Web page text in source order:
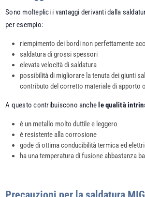
Sono molteplici i vantaggi derivanti dalla
per esempio:
riempimento dei bordi non perfettamente
saldatura di grossi spessori
elevata velocità di saldatura
possibilità di migliorare la tenuta dei giunti
contributo del corretto materiale di apporto
A questo contribuiscono anche le qualità
è un metallo molto duttile e leggero
è resistente alla corrosione
gode di ottima conducibilità termica ed
ha una temperatura di fusione abbastanza